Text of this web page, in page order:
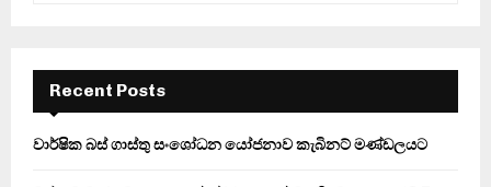
f
r
E
A
Recent Posts
වාර්ෂික බස් ගාස්තු සංශෝධන යෝජනාව කැබිනට් මණ්ඩලයට